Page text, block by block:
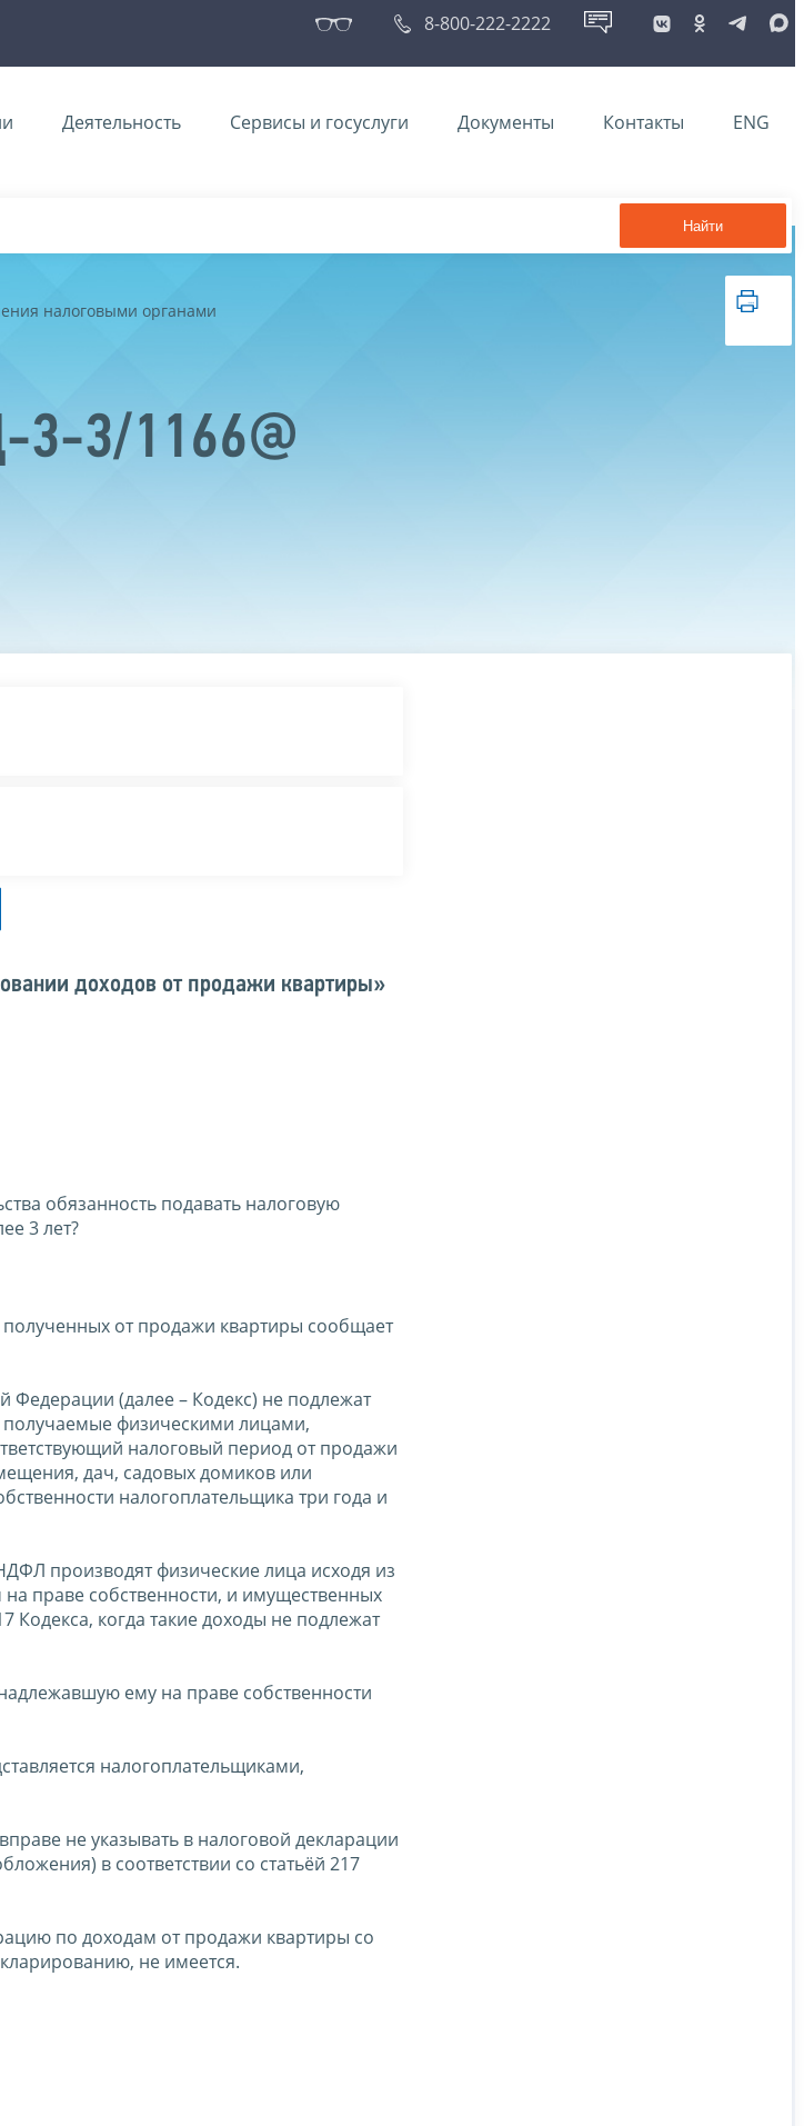
8-800-222-2222
Деятельность Сервисы и госуслуги Документы Контакты ENG
Найти
налоговыми органами
3-3/1166@
доходов от продажи квартиры»
обязанность подавать налоговую
3 лет?
от продажи квартиры сообщает
Федерации (далее – Кодекс) не подлежат
физическими лицами,
налоговый период от продажи
дач, садовых домиков или
налогоплательщика три года и
производят физические лица исходя из
праве собственности, и имущественных
Кодекса, когда такие доходы не подлежат
ему на праве собственности
налогоплательщиками,
не указывать в налоговой декларации
в соответствии со статьёй 217
по доходам от продажи квартиры со
не имеется.